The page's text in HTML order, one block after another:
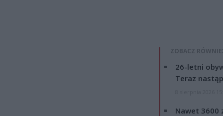
ZOBACZ
26-letni
Teraz
Nawet 3600